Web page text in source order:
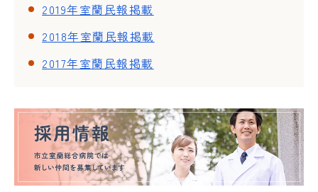
2019年室蘭民報掲載
2018年室蘭民報掲載
2017年室蘭民報掲載